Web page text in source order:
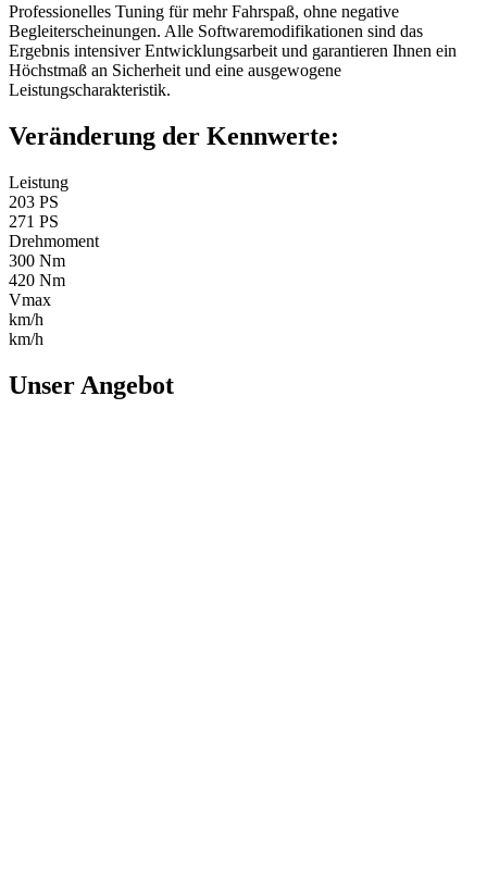
Professionelles Tuning für mehr Fahrspaß, ohne negative
Begleiterscheinungen. Alle Softwaremodifikationen sind das
Ergebnis intensiver Entwicklungsarbeit und garantieren Ihnen ein
Höchstmaß an Sicherheit und eine ausgewogene
Leistungscharakteristik.
Veränderung der Kennwerte:
Leistung
203 PS
271 PS
Drehmoment
300 Nm
420 Nm
Vmax
km/h
km/h
Unser Angebot